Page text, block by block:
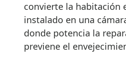
convierte la habitación
instalado en una
donde potencia la
previene el